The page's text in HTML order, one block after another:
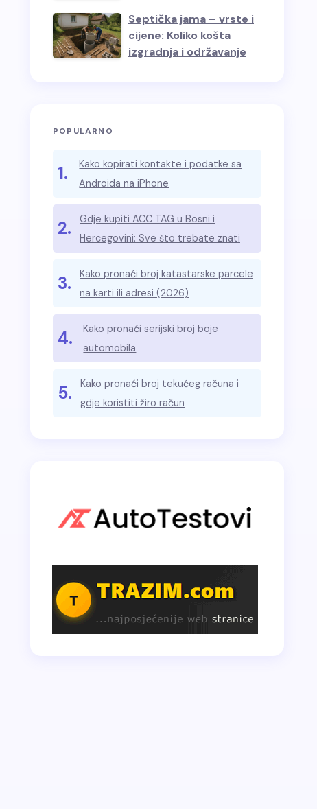
Septička jama – vrste i
cijene: Koliko košta
izgradnja i održavanje
POPULARNO
1.
Kako kopirati kontakte i podatke sa
Androida na iPhone
2.
Gdje kupiti ACC TAG u Bosni i
Hercegovini: Sve što trebate znati
3.
Kako pronaći broj katastarske parcele
na karti ili adresi (2026)
4.
Kako pronaći serijski broj boje
automobila
5.
Kako pronaći broj tekućeg računa i
gdje koristiti žiro račun